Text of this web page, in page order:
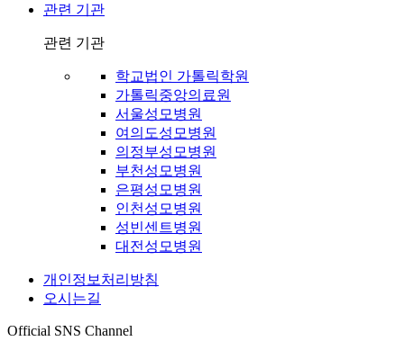
관련 기관
관련 기관
학교법인 가톨릭학원
가톨릭중앙의료원
서울성모병원
여의도성모병원
의정부성모병원
부천성모병원
은평성모병원
인천성모병원
성빈센트병원
대전성모병원
개인정보처리방침
오시는길
Official SNS Channel